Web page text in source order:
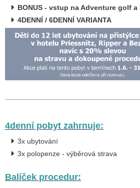
BONUS - vstup na Adventure golf
4DENNÍ / 6DENNÍ VARIANTA
4denní pobyt zahrnuje:
3x ubytování
3x polopenze - výběrová strava
Balíček procedur: